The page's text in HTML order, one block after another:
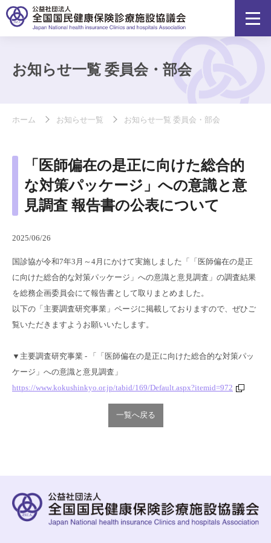
お知らせ一覧 委員会・部会
ホーム お知らせ一覧 お知らせ一覧 委員会・部会
「医師偏在の是正に向けた総合的
な対策パッケージ」への意識と意
見調査 報告書の公表について
2025/06/26
国診協が令和7年3月～4月にかけて実施しました「「医師偏在の是正
に向けた総合的な対策パッケージ」への意識と意見調査」の調査結果
を総務企画委員会にて報告書として取りまとめました。
以下の「主要調査研究事業」ページに掲載しておりますので、ぜひご
覧いただきますようお願いいたします。
▼主要調査研究事業 - 「「医師偏在の是正に向けた総合的な対策パッ
ケージ」への意識と意見調査」
https://www.kokushinkyo.or.jp/tabid/169/Default.aspx?itemid=972
一覧へ戻る